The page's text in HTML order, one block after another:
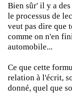
Bien sûr' il y a
le processus de
veut pas dire que
comme on n'en
automobile...
Ce que cette
relation à l'écrit,
donné, quel que